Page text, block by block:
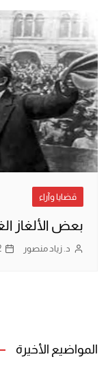
قضايا وآراء
بعض الألغاز
د. زياد منصور
المواضيع الأخيرة